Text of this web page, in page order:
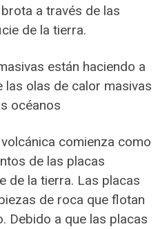
a través de las
de la tierra.
están haciendo a
olas de calor masivas
océanos
comienza como
de las placas
de la tierra. Las placas
de roca que flotan
Debido a que las placas